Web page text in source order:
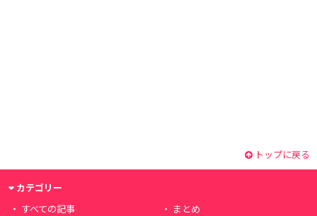
トップに戻る
カテゴリー
すべての記事
まとめ